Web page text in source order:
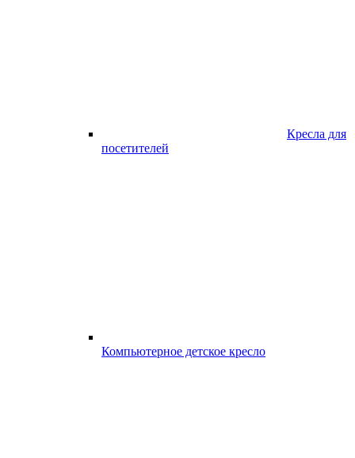
Кресла для
посетителей
Компьютерное детское кресло